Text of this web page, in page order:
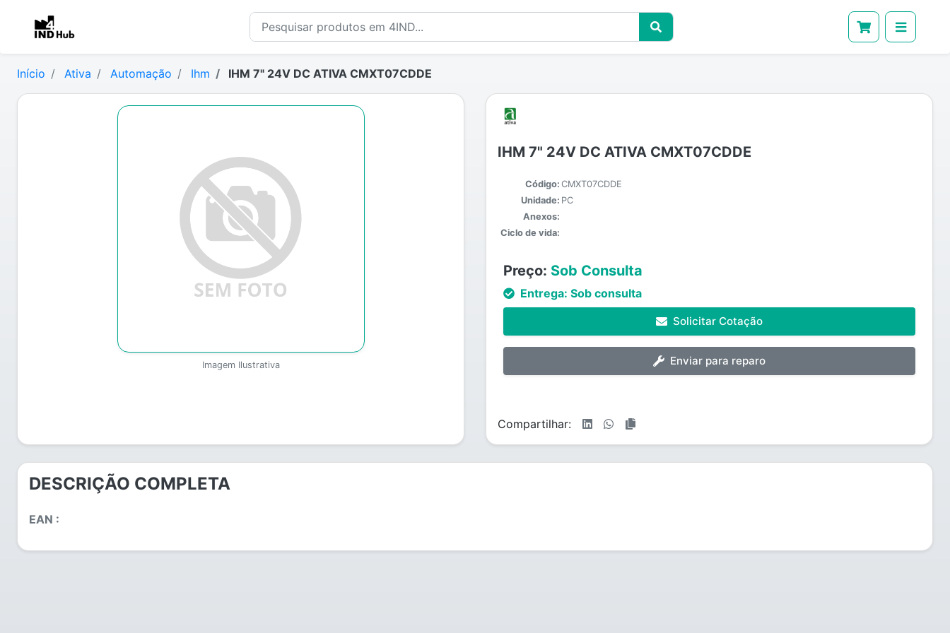
Início Ativa Automação Ihm IHM 7" 24V DC ATIVA CMXT07CDDE
Imagem Ilustrativa
IHM 7" 24V DC ATIVA CMXT07CDDE
Código: CMXT07CDDE
Unidade: PC
Anexos:
Ciclo de vida:
Preço: Sob Consulta
Entrega: Sob consulta
Solicitar Cotação
Enviar para reparo
Compartilhar:
DESCRIÇÃO COMPLETA
EAN :